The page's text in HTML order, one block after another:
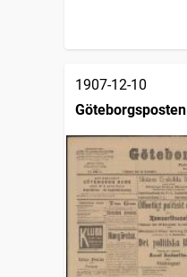
1907-12-10
Göteborgsposten